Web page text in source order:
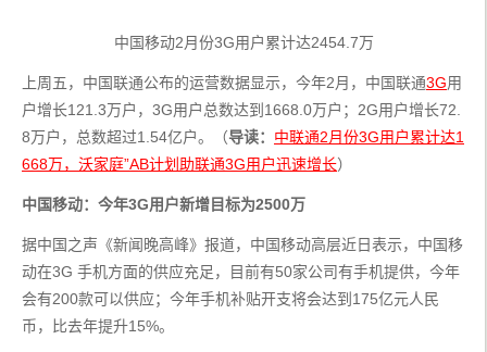
中国移动2月份3G用户累计达2454.7万
上周五，中国联通公布的运营数据显示，今年2月，中国联通3G用
户增长121.3万户，3G用户总数达到1668.0万户；2G用户增长72.
8万户，总数超过1.54亿户。（导读： 中联通2月份3G用户累计达1
668万，沃家庭”AB计划助联通3G用户迅速增长）
中国移动：今年3G用户新增目标为2500万
据中国之声《新闻晚高峰》报道，中国移动高层近日表示，中国移
动在3G 手机方面的供应充足，目前有50家公司有手机提供，今年
会有200款可以供应；今年手机补贴开支将会达到175亿元人民
币，比去年提升15%。